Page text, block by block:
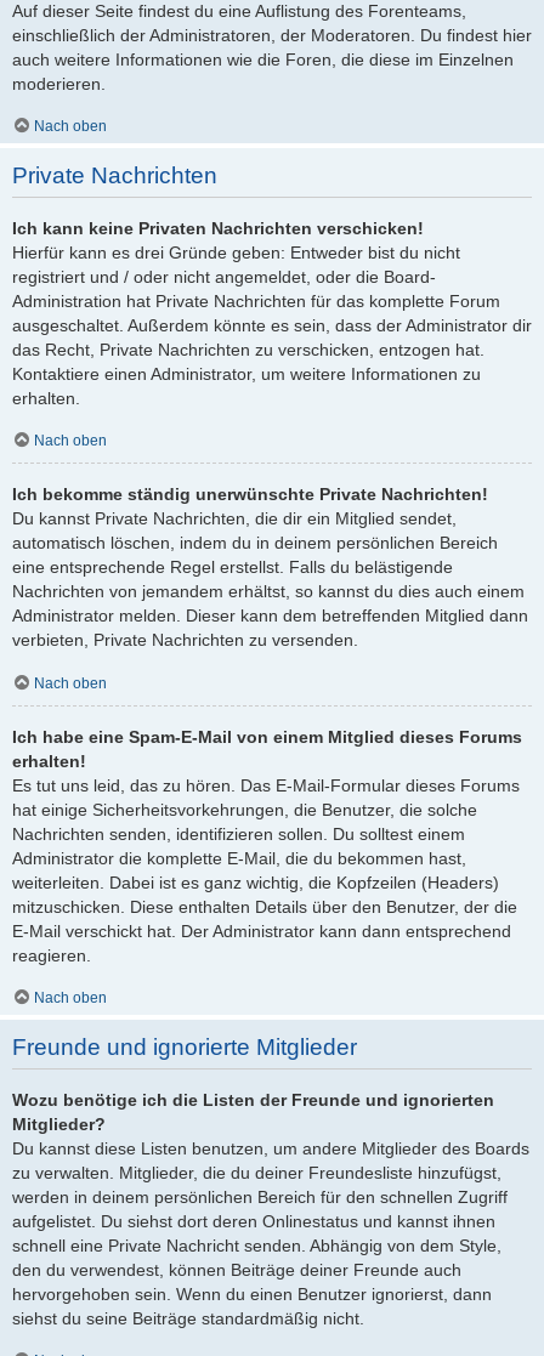
Auf dieser Seite findest du eine Auflistung des Forenteams,
einschließlich der Administratoren, der Moderatoren. Du findest hier
auch weitere Informationen wie die Foren, die diese im Einzelnen
moderieren.
Nach oben
Private Nachrichten
Ich kann keine Privaten Nachrichten verschicken!
Hierfür kann es drei Gründe geben: Entweder bist du nicht
registriert und / oder nicht angemeldet, oder die Board-
Administration hat Private Nachrichten für das komplette Forum
ausgeschaltet. Außerdem könnte es sein, dass der Administrator dir
das Recht, Private Nachrichten zu verschicken, entzogen hat.
Kontaktiere einen Administrator, um weitere Informationen zu
erhalten.
Nach oben
Ich bekomme ständig unerwünschte Private Nachrichten!
Du kannst Private Nachrichten, die dir ein Mitglied sendet,
automatisch löschen, indem du in deinem persönlichen Bereich
eine entsprechende Regel erstellst. Falls du belästigende
Nachrichten von jemandem erhältst, so kannst du dies auch einem
Administrator melden. Dieser kann dem betreffenden Mitglied dann
verbieten, Private Nachrichten zu versenden.
Nach oben
Ich habe eine Spam-E-Mail von einem Mitglied dieses Forums
erhalten!
Es tut uns leid, das zu hören. Das E-Mail-Formular dieses Forums
hat einige Sicherheitsvorkehrungen, die Benutzer, die solche
Nachrichten senden, identifizieren sollen. Du solltest einem
Administrator die komplette E-Mail, die du bekommen hast,
weiterleiten. Dabei ist es ganz wichtig, die Kopfzeilen (Headers)
mitzuschicken. Diese enthalten Details über den Benutzer, der die
E-Mail verschickt hat. Der Administrator kann dann entsprechend
reagieren.
Nach oben
Freunde und ignorierte Mitglieder
Wozu benötige ich die Listen der Freunde und ignorierten
Mitglieder?
Du kannst diese Listen benutzen, um andere Mitglieder des Boards
zu verwalten. Mitglieder, die du deiner Freundesliste hinzufügst,
werden in deinem persönlichen Bereich für den schnellen Zugriff
aufgelistet. Du siehst dort deren Onlinestatus und kannst ihnen
schnell eine Private Nachricht senden. Abhängig von dem Style,
den du verwendest, können Beiträge deiner Freunde auch
hervorgehoben sein. Wenn du einen Benutzer ignorierst, dann
siehst du seine Beiträge standardmäßig nicht.